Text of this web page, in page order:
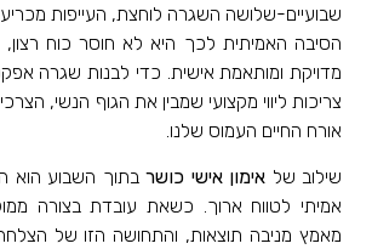
שבועיים-שלושה השגרה לוחצת, העייפות
הסיבה האמיתית לכך היא לא חוסר כוח רצון,
מדויקת ומותאמת אישית. כדי לבנות שגרה
צריכות ליווי מקצועי שמבין את הגוף הנשי,
אורח החיים העמוס שלנו.
שילוב של אימון אישי כושר בתוך השבוע הוא
אמיתי לטווח ארוך. כשאת עובדת בצורה
מאמץ מניבה תוצאות, והתחושה הזו של